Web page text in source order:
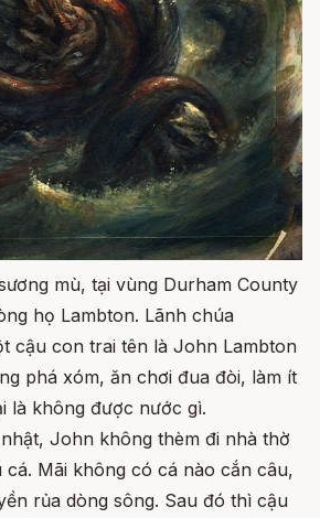
mù, tại vùng Durham County
họ Lambton. Lãnh chúa
cậu con trai tên là John Lambton
phá xóm, ăn chơi đua đòi, làm ít
là không được nước gì.
John không thèm đi nhà thờ
cá. Mãi không có cá nào cắn câu,
rủa dòng sông. Sau đó thì cậu